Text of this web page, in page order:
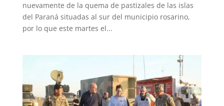
nuevamente de la quema de pastizales de las islas
del Paraná situadas al sur del municipio rosarino,
por lo que este martes el...